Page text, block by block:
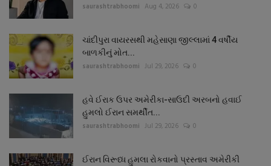
saurashtrabhoomi Aug 4, 2026 0
ચાંદીપુરા વાયરસથી મહેસાણા જીલ્લામાં 4 વર્ષીય
બાળકીનું મોત...
saurashtrabhoomi Jul 29, 2026 0
હવે ઈરાક ઉપર અમેરીકા-સાઉદી અરબનો હવાઈ
હુમલો ઈરાન સમર્થીત...
saurashtrabhoomi Jul 29, 2026 0
ઈરાન વિરૂધ્ધ હુમલા રોકવાનો પ્રસ્તાવ અમેરીકી